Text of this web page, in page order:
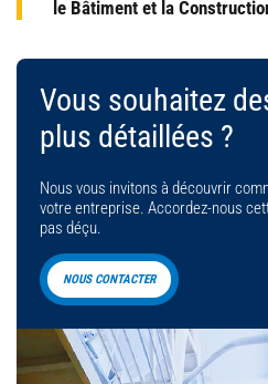
le Bâtiment et la
Vous souhaitez
plus détaillées ?
Nous vous invitons à découvrir
votre entreprise. Accordez-nous
pas déçu.
NOUS CONTACTER